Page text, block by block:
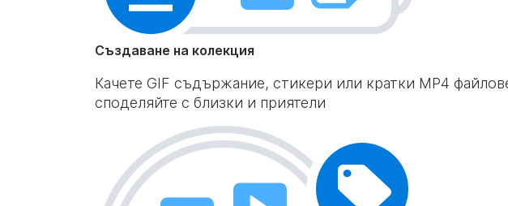
Създаване на колекция
Качете GIF съдържание, стикери или кратки MP4
споделяйте с близки и приятели